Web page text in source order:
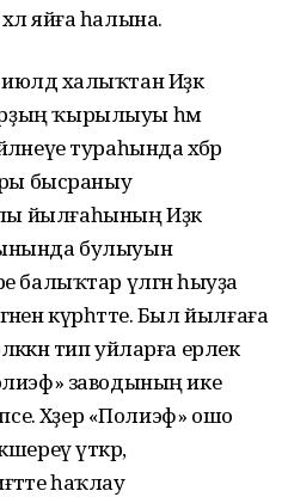
яйға һалына.
июлдә халыҡтан Иҙәк
ҡырылыуы һәм
тураһында хәбәр
бысраныу
йылғаһының Иҙәк
булыуын
балыҡтар үлгән һыуҙа
күрһәтте. Был йылғаға
тип уйларға ерлек
заводының ике
Хәҙер «Полиэф» ошо
үткәрә,
һаҡлау